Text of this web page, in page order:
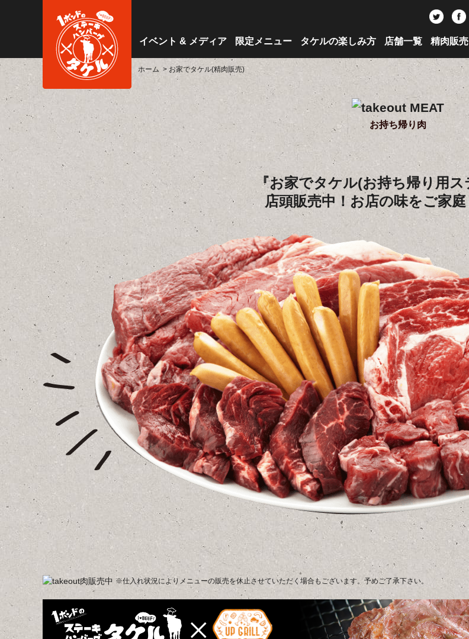
イベント & メディア 限定メニュー タケルの楽しみ方 店舗一覧 精肉販売
ホーム > お家でタケル(精肉販売)
お持ち帰り肉
『お家でタケル(お持ち帰り用ス
店頭販売中！お店の味をご家
※仕入れ状況によりメニューの販売を休止させていただく場合もございます。予めご了承下さい。